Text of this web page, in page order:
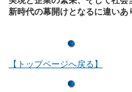
新時代の幕開けとなるに違いあ
【トップページへ戻る】